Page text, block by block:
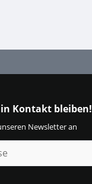
in Kontakt bleiben!
Newsletter an